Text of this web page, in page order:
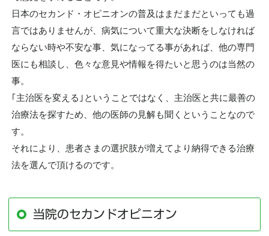
日本のセカンド・オピニオンの普及はまだまだといっても過
言ではありませんが、病気について重大な決断をしなければ
ならない時や不安な事、気になってる事があれば、他の専門
医にも相談し、色々な意見や情報を得たいと思うのは当然の
事。
｢主治医を変える｣ということではなく、主治医と共に最善の
治療法を探すため、他の医師の見解も聞くということなので
す。
それにより、患者さまの選択肢が増えてより納得できる治療
法を選んで頂けるのです。
当院のセカンドオピニオン